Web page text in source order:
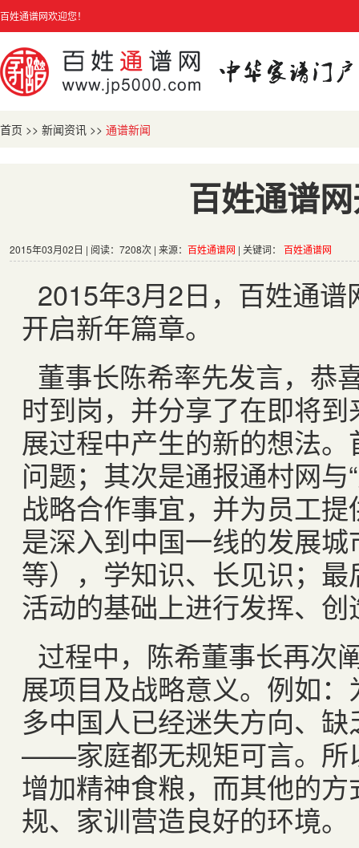
百姓通谱网欢迎您！
首页 >> 新闻资讯 >> 通谱新闻
百姓通谱
2015年03月02日 | 阅读：7208次 | 来源： 百姓通谱网 | 关键词： 百姓通谱网
2015年3月2日，百姓通
开启新年篇章。
董事长陈希率先发言，恭
时到岗，并分享了在即将
展过程中产生的新的想法
问题；其次是通报通村网
战略合作事宜，并为员工
是深入到中国一线的发展
等），学知识、长见识；
活动的基础上进行发挥、
过程中，陈希董事长再次
展项目及战略意义。例如
多中国人已经迷失方向、
——家庭都无规矩可言。所
增加精神食粮，而其他的
规、家训营造良好的环境。